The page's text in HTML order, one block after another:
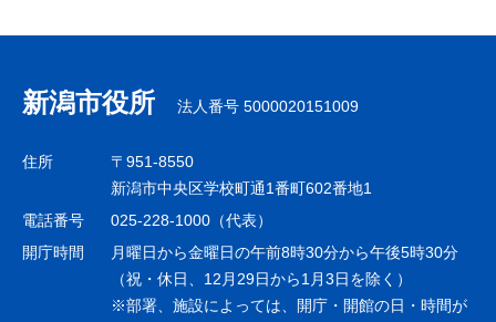
ナ
ビ
ゲ
シ
ョ
新潟市役所 法人番号 5000020151009
住所
〒951-8550
新潟市中央区学校町通1番町602番地1
電話番号
025-228-1000（代表）
開庁時間
月曜日から金曜日の午前8時30分から午後5時30分
（祝・休日、12月29日から1月3日を除く）
※部署、施設によっては、開庁・開館の日・時間が